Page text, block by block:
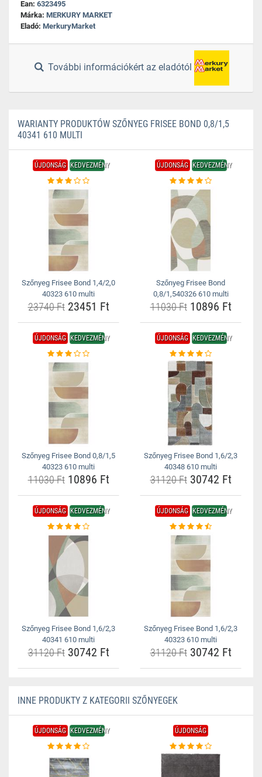
Ean: 6323495
Márka: MERKURY MARKET
Eladó: MerkuryMarket
További információkért az eladótól
WARIANTY PRODUKTÓW SZŐNYEG FRISEE BOND 0,8/1,5
40341 610 MULTI
ÚJDONSÁG KEDVEZMÉNY
Szőnyeg Frisee Bond 1,4/2,0
40323 610 multi
23740 Ft23451 Ft
ÚJDONSÁG KEDVEZMÉNY
Szőnyeg Frisee Bond
0,8/1,540326 610 multi
11030 Ft10896 Ft
ÚJDONSÁG KEDVEZMÉNY
Szőnyeg Frisee Bond 0,8/1,5
40323 610 multi
11030 Ft10896 Ft
ÚJDONSÁG KEDVEZMÉNY
Szőnyeg Frisee Bond 1,6/2,3
40348 610 multi
31120 Ft30742 Ft
ÚJDONSÁG KEDVEZMÉNY
Szőnyeg Frisee Bond 1,6/2,3
40341 610 multi
31120 Ft30742 Ft
ÚJDONSÁG KEDVEZMÉNY
Szőnyeg Frisee Bond 1,6/2,3
40323 610 multi
31120 Ft30742 Ft
INNE PRODUKTY Z KATEGORII SZŐNYEGEK
ÚJDONSÁG KEDVEZMÉNY ÚJDONSÁG